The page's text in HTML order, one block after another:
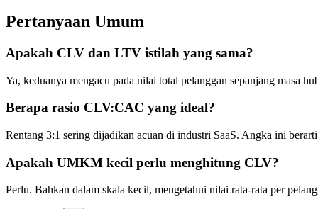
Pertanyaan Umum
Apakah CLV dan LTV istilah yang sama?
Ya, keduanya mengacu pada nilai total pelanggan sepanjang masa
Berapa rasio CLV:CAC yang ideal?
Rentang 3:1 sering dijadikan acuan di industri SaaS. Angka ini
Apakah UMKM kecil perlu menghitung CLV?
Perlu. Bahkan dalam skala kecil, mengetahui nilai rata-rata per